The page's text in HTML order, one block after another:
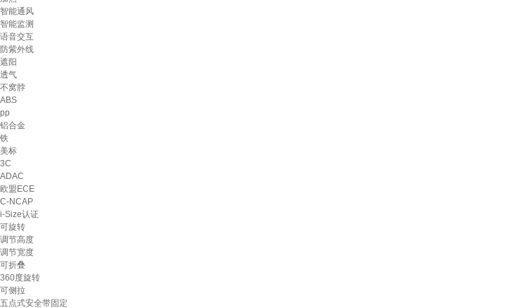
智能通风
智能监测
语音交互
防紫外线
遮阳
透气
不窝脖
ABS
pp
铝合金
铁
美标
3C
ADAC
欧盟ECE
C-NCAP
i-Size认证
可旋转
调节高度
调节宽度
可折叠
360度旋转
可侧拉
五点式安全带固定